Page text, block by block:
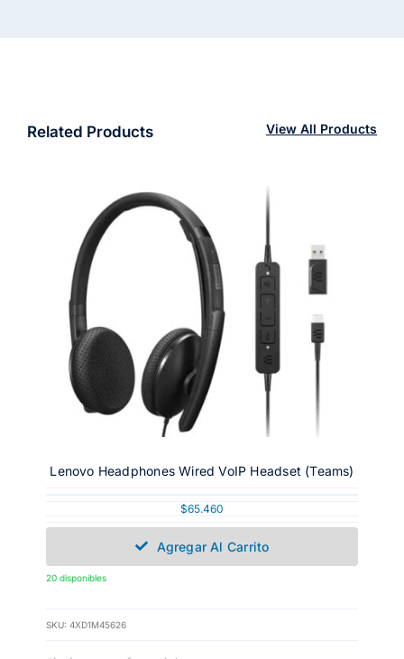
Related Products View All Products
Lenovo Headphones Wired VoIP Headset (Teams)
$65.460
Agregar Al Carrito
20 disponibles
SKU: 4XD1M45626